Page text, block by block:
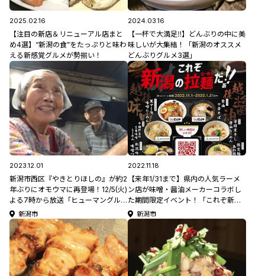
2025.02.16
【注目の新店＆リニューアル店まと
め4選】“新潟の食”をたっぷりと味わ
える新感覚グルメが勢揃い！
2024.03.16
【一杯で大満足‼】どんぶりの中に美
味しいが大集結！「新潟のオススメ
どんぶりグルメ3選」
2023.12.01
新潟市西区『やきとりほしの』が約2
年ぶりにオモウマに再登場！12/5(火)
よる7時から放送「ヒューマングルメ
ンタリー オモウマい店」！
新潟市
2022.11.18
【来年1/31まで】県内の人気ラーメ
ン店が味噌・醤油メーカーコラボし
た期間限定イベント！「これぞ新潟
のらーめんだぁ!!」
新潟市